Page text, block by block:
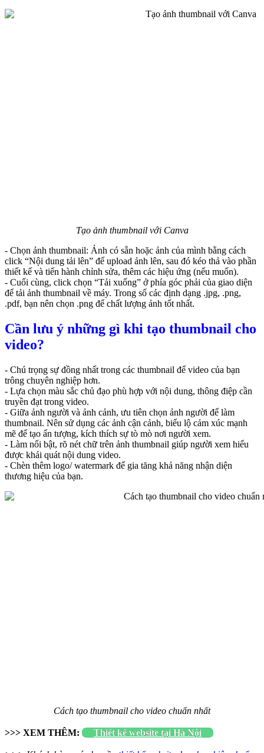
Tạo ảnh thumbnail với Canva
- Chọn ảnh thumbnail: Ảnh có sẵn hoặc ảnh của mình bằng cách
click “Nội dung tải lên” để upload ảnh lên, sau đó kéo thả vào phần
thiết kế và tiến hành chỉnh sửa, thêm các hiệu ứng (nếu muốn).
- Cuối cùng, click chọn “Tải xuống” ở phía góc phải của giao diện
để tải ảnh thumbnail về máy. Trong số các định dạng .jpg, .png,
.pdf, bạn nên chọn .png để chất lượng ảnh tốt nhất.
Cần lưu ý những gì khi tạo thumbnail cho
video?
- Chú trọng sự đồng nhất trong các thumbnail để video của bạn
trông chuyên nghiệp hơn.
- Lựa chọn màu sắc chủ đạo phù hợp với nội dung, thông điệp cần
truyền đạt trong video.
- Giữa ảnh người và ảnh cảnh, ưu tiên chọn ảnh người để làm
thumbnail. Nên sử dụng các ảnh cận cảnh, biểu lộ cảm xúc mạnh
mẽ để tạo ấn tượng, kích thích sự tò mò nơi người xem.
- Làm nổi bật, rõ nét chữ trên ảnh thumbnail giúp người xem hiểu
được khái quát nội dung video.
- Chèn thêm logo/ watermark để gia tăng khả năng nhận diện
thương hiệu của bạn.
Cách tạo thumbnail cho video chuẩn nhất
>>> XEM THÊM: Thiết kế website tại Hà Nội